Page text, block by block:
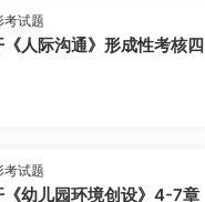
考试题
《人际沟通》形成性考核四
考试题
《幼儿园环境创设》4-7章